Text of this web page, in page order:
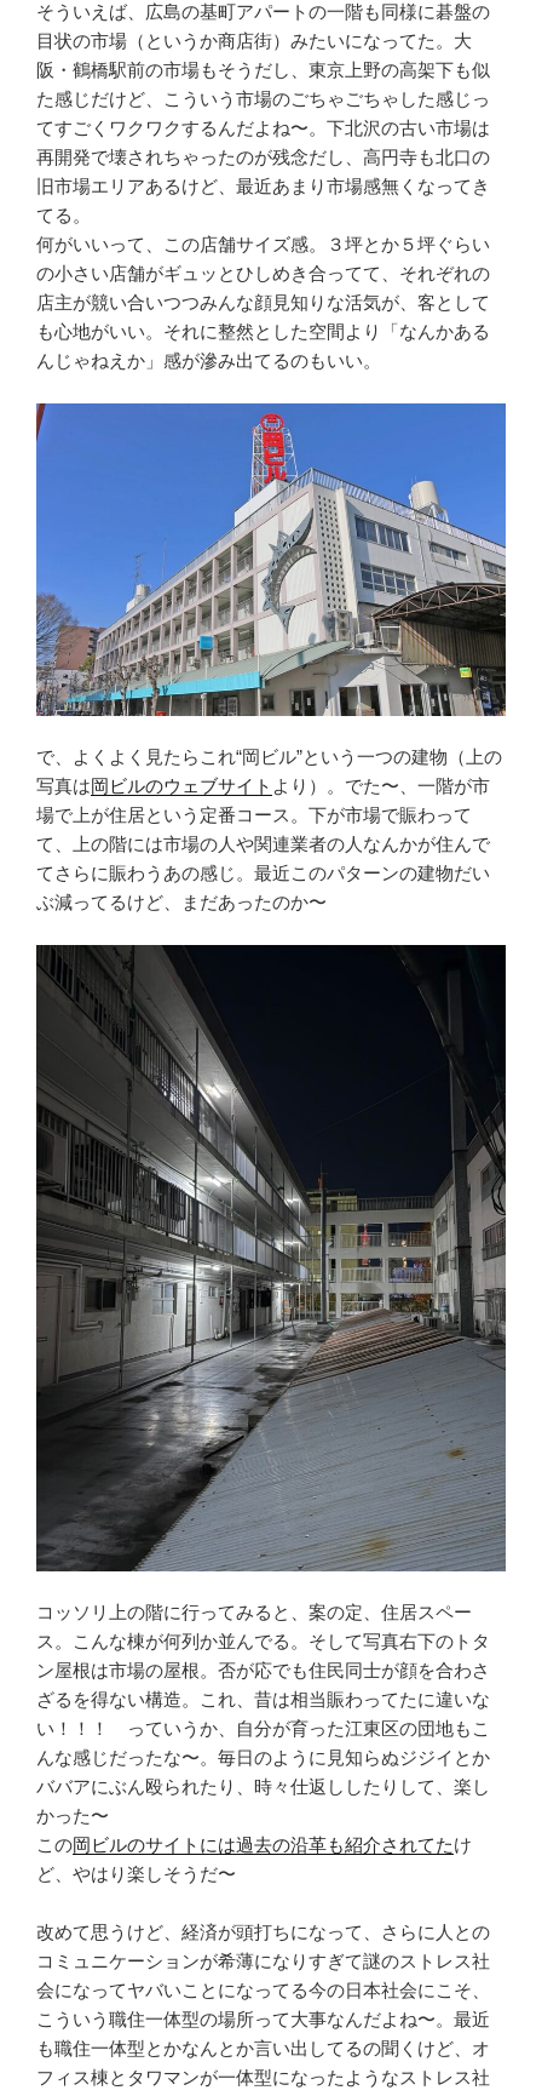
そういえば、広島の基町アパートの一階も同様に碁盤の
目状の市場（というか商店街）みたいになってた。大
阪・鶴橋駅前の市場もそうだし、東京上野の高架下も似
た感じだけど、こういう市場のごちゃごちゃした感じっ
てすごくワクワクするんだよね〜。下北沢の古い市場は
再開発で壊されちゃったのが残念だし、高円寺も北口の
旧市場エリアあるけど、最近あまり市場感無くなってき
てる。
何がいいって、この店舗サイズ感。３坪とか５坪ぐらい
の小さい店舗がギュッとひしめき合ってて、それぞれの
店主が競い合いつつみんな顔見知りな活気が、客として
も心地がいい。それに整然とした空間より「なんかある
んじゃねえか」感が滲み出てるのもいい。
で、よくよく見たらこれ“岡ビル”という一つの建物（上の
写真は岡ビルのウェブサイト より）。でた〜、一階が市
場で上が住居という定番コース。下が市場で賑わって
て、上の階には市場の人や関連業者の人なんかが住んで
てさらに賑わうあの感じ。最近このパターンの建物だい
ぶ減ってるけど、まだあったのか〜
コッソリ上の階に行ってみると、案の定、住居スペー
ス。こんな棟が何列か並んでる。そして写真右下のトタ
ン屋根は市場の屋根。否が応でも住民同士が顔を合わさ
ざるを得ない構造。これ、昔は相当賑わってたに違いな
い！！！ っていうか、自分が育った江東区の団地もこ
んな感じだったな〜。毎日のように見知らぬジジイとか
ババアにぶん殴られたり、時々仕返ししたりして、楽し
かった〜
この岡ビルのサイトには過去の沿革も紹介されてたけ
ど、やはり楽しそうだ〜
改めて思うけど、経済が頭打ちになって、さらに人との
コミュニケーションが希薄になりすぎて謎のストレス社
会になってヤバいことになってる今の日本社会にこそ、
こういう職住一体型の場所って大事なんだよね〜。最近
も職住一体型とかなんとか言い出してるの聞くけど、オ
フィス棟とタワマンが一体型になったようなストレス社